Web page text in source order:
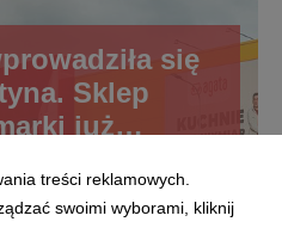
się
Sklep
już
treści reklamowych.
swoimi wyborami, kliknij